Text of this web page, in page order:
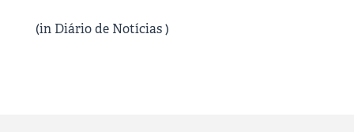
(in Diário de Notícias )